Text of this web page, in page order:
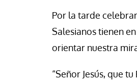
Por la tarde
Salesianos tienen
orientar nuestra
“Señor Jesús, que